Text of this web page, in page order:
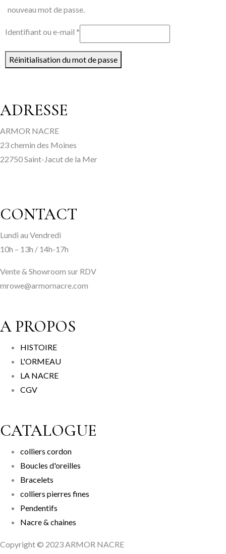
nouveau mot de passe.
Identifiant ou e-mail *
Réinitialisation du mot de passe
ADRESSE
ARMOR NACRE
23 chemin des Moines
22750 Saint-Jacut de la Mer
CONTACT
Lundi au Vendredi
10h – 13h / 14h-17h
Vente & Showroom sur RDV
mrowe@armornacre.com
A PROPOS
HISTOIRE
L'ORMEAU
LA NACRE
CGV
CATALOGUE
colliers cordon
Boucles d'oreilles
Bracelets
colliers pierres fines
Pendentifs
Nacre & chaines
Copyright © 2023 ARMOR NACRE